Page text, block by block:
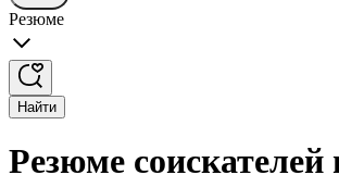
Резюме
Найти
Резюме соискателей